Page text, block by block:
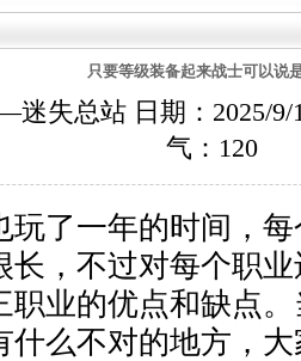
只要等级装备起来战士可以说
失总站 日期：2025/9/
气： 120
了一年的时间，每
长，不过对每个职
职业的优点和缺点
什么不对的地方，